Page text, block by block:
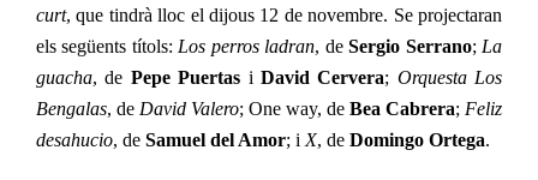
curt, que tindrà lloc el dijous 12 de novembre. Se projectaran
els següents títols: Los perros ladran, deSergio Serrano; La
guacha, de Pepe Puertas i David Cervera; Orquesta Los
Bengalas, de David Valero; One way, de Bea Cabrera; Feliz
desahucio, de Samuel del Amor; i X, de Domingo Ortega.